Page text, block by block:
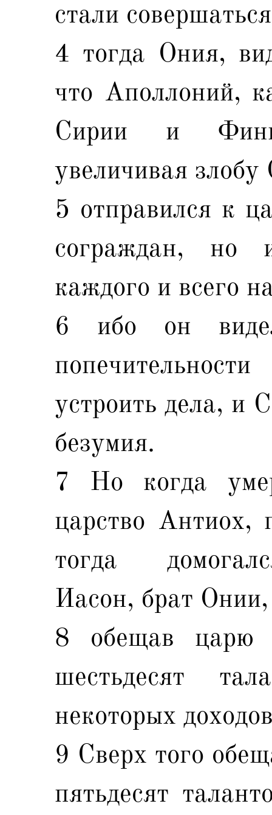
стали
4 тогда Ония,
что Аполлоний,
Сирии и
увеличивая
5 отправился к
сограждан, но
каждого и всего
6 ибо он
устроить дела, и
безумия.
7 Но когда
царство
тогда
Иасон, брат Онии,
8 обещав царю
шестьдесят
некоторых
9 Сверх того
пятьдесят